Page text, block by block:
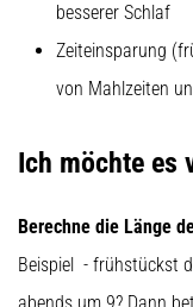
besserer Schlaf
Zeiteinsparung
von Mahlzeiten
Ich möchte es
Berechne die Länge
Beispiel - frühstückst